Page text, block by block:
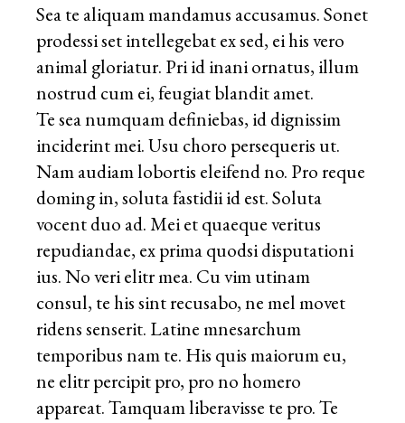
Sea te aliquam mandamus accusamus. Sonet
prodessi set intellegebat ex sed, ei his vero
animal gloriatur. Pri id inani ornatus, illum
nostrud cum ei, feugiat blandit amet.
Te sea numquam definiebas, id dignissim
inciderint mei. Usu choro persequeris ut.
Nam audiam lobortis eleifend no. Pro reque
doming in, soluta fastidii id est. Soluta
vocent duo ad. Mei et quaeque veritus
repudiandae, ex prima quodsi disputationi
ius. No veri elitr mea. Cu vim utinam
consul, te his sint recusabo, ne mel movet
ridens senserit. Latine mnesarchum
temporibus nam te. His quis maiorum eu,
ne elitr percipit pro, pro no homero
appareat. Tamquam liberavisse te pro. Te